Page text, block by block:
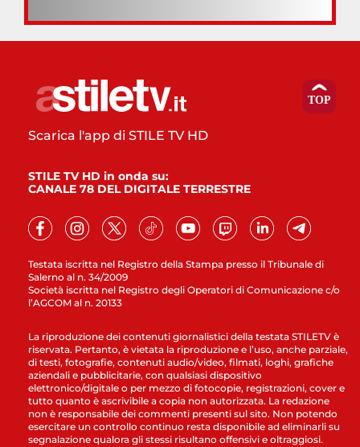
Testata iscritta nel Registro della Stampa presso il Tribunale di
Salerno al n. 34/2009
Società iscritta nel Registro degli Operatori di Comunicazione c/o
l’AGCOM al n. 20133
Scarica l'app di STILE TV HD
STILE TV HD in onda su:
CANALE 78 DEL DIGITALE TERRESTRE
La riproduzione dei contenuti giornalistici della testata STILETV è
riservata. Pertanto, è vietata la riproduzione e l’uso, anche parziale,
di testi, fotografie, contenuti audio/video, filmati, loghi, grafiche
aziendali e pubblicitarie, con qualsiasi dispositivo
elettronico/digitale o per mezzo di fotocopie, registrazioni, cover e
tutto quanto è ascrivibile a copia non autorizzata. La redazione
non è responsabile dei commenti presenti sul sito. Non potendo
esercitare un controllo continuo resta disponibile ad eliminarli su
segnalazione qualora gli stessi risultano offensivi e oltraggiosi.